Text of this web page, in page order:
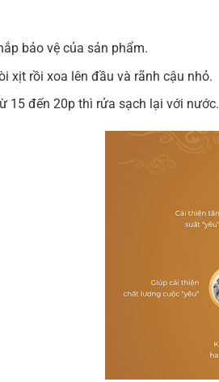
bảo vệ của sản phẩm.
xịt rồi xoa lên đầu và rãnh cậu nhỏ.
15 đến 20p thì rửa sạch lại với nước.